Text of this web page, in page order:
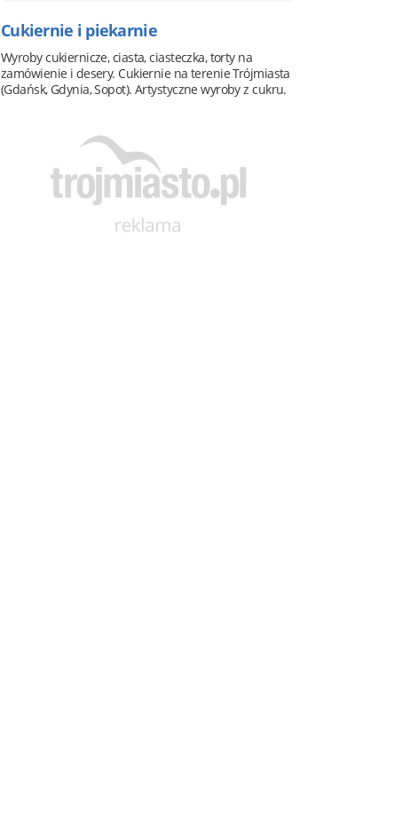
Cukiernie i piekarnie
Wyroby cukiernicze, ciasta, ciasteczka, torty na
zamówienie i desery. Cukiernie na terenie Trójmiasta
(Gdańsk, Gdynia, Sopot). Artystyczne wyroby z cukru.